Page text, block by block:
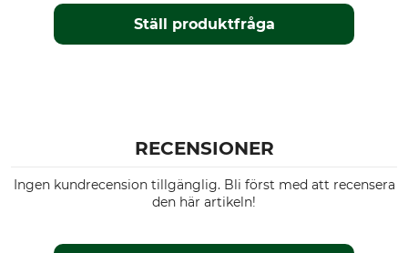
Ställ produktfråga
RECENSIONER
Ingen kundrecension tillgänglig. Bli först med att recensera
den här artikeln!